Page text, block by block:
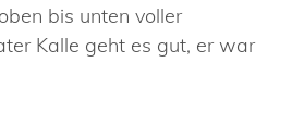
bis unten voller
Kalle geht es gut, er war